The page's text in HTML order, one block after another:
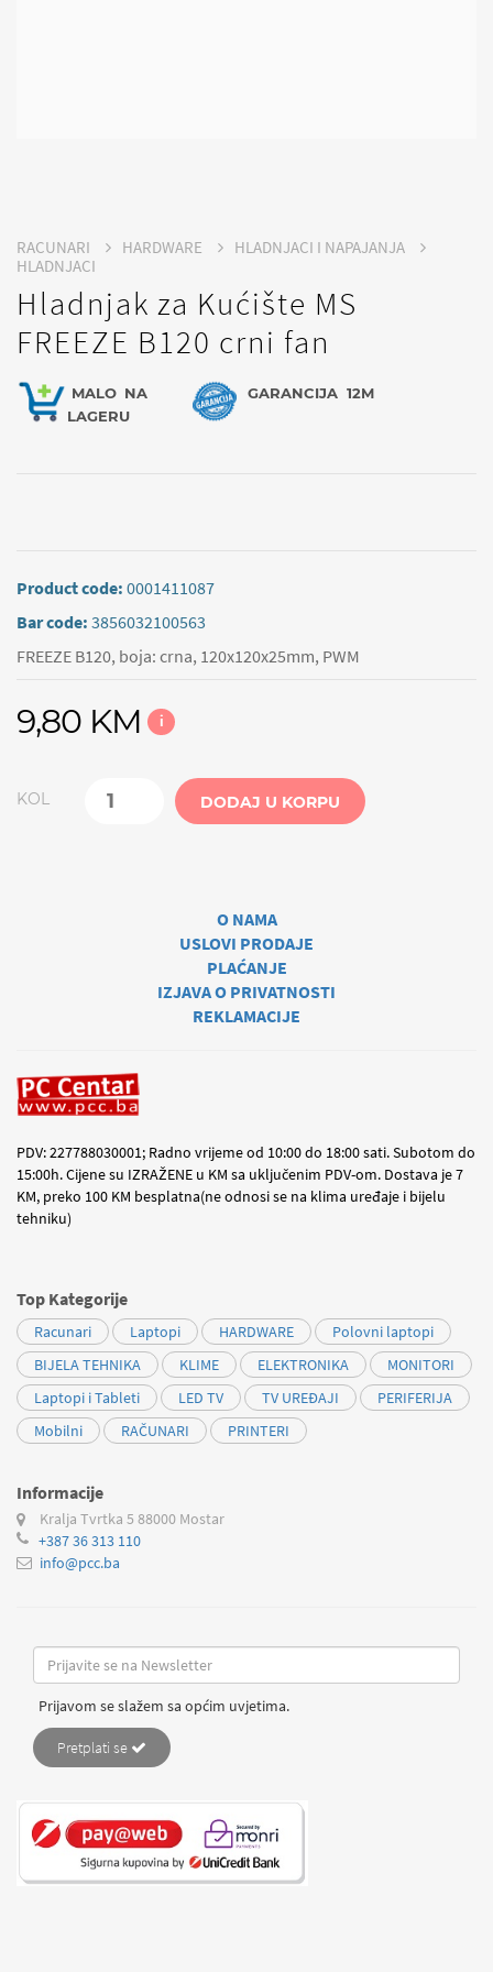
RACUNARI HARDWARE
HLADNJACI I NAPAJANJA
HLADNJACI
Hladnjak za Kućište MS
FREEZE B120 crni fan
MALO NA
LAGERU
GARANCIJA 12M
Product code: 0001411087
Bar code: 3856032100563
FREEZE B120, boja: crna, 120x120x25mm, PWM
9,80 KM i
KOL DODAJ U KORPU
O NAMA
USLOVI PRODAJE
PLAĆANJE
IZJAVA O PRIVATNOSTI
REKLAMACIJE
PDV: 227788030001; Radno vrijeme od 10:00 do 18:00 sati. Subotom do
15:00h. Cijene su IZRAŽENE u KM sa uključenim PDV-om. Dostava je 7
KM, preko 100 KM besplatna(ne odnosi se na klima uređaje i bijelu
tehniku)
Top Kategorije
Racunari Laptopi HARDWARE
Polovni laptopi
BIJELA TEHNIKA
KLIME ELEKTRONIKA
MONITORI
Laptopi i Tableti
LED TV TV UREĐAJI
PERIFERIJA
Mobilni
RAČUNARI PRINTERI
Informacije
Kralja Tvrtka 5 88000 Mostar
+387 36 313 110
info@pcc.ba
Prijavom se slažem sa općim uvjetima.
Pretplati se